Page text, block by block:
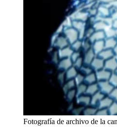
Fotografía de archivo de la